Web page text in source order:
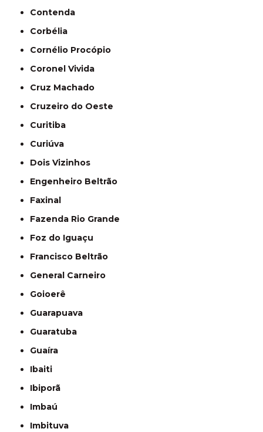
Contenda
Corbélia
Cornélio Procópio
Coronel Vivida
Cruz Machado
Cruzeiro do Oeste
Curitiba
Curiúva
Dois Vizinhos
Engenheiro Beltrão
Faxinal
Fazenda Rio Grande
Foz do Iguaçu
Francisco Beltrão
General Carneiro
Goioerê
Guarapuava
Guaratuba
Guaíra
Ibaiti
Ibiporã
Imbaú
Imbituva